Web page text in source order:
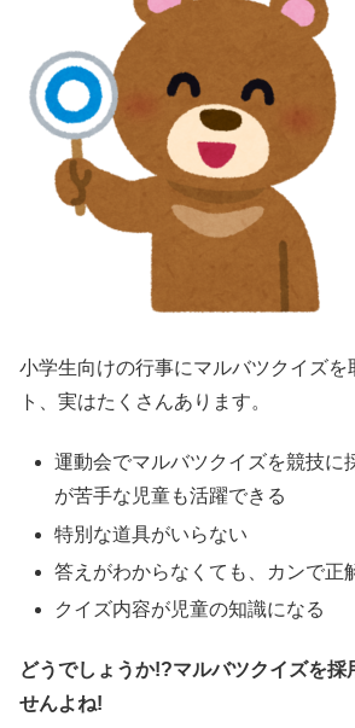
小学生向けの行事にマルバツクイズを
ト、実はたくさんあります。
運動会でマルバツクイズを競技に
が苦手な児童も活躍できる
特別な道具がいらない
答えがわからなくても、カンで正
クイズ内容が児童の知識になる
どうでしょうか!?マルバツクイズを採
せんよね!